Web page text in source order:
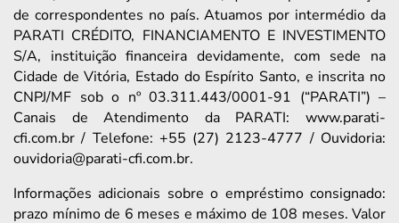
de correspondentes no país. Atuamos por intermédio da
PARATI CRÉDITO, FINANCIAMENTO E INVESTIMENTO
S/A, instituição financeira devidamente, com sede na
Cidade de Vitória, Estado do Espírito Santo, e inscrita no
CNPJ/MF sob o nº 03.311.443/0001-91 (“PARATI”) –
Canais de Atendimento da PARATI: www.parati-
cfi.com.br / Telefone: +55 (27) 2123-4777 / Ouvidoria:
ouvidoria@parati-cfi.com.br.
Informações adicionais sobre o empréstimo consignado:
prazo mínimo de 6 meses e máximo de 108 meses. Valor